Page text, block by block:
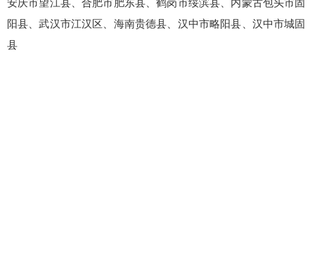
阳县、武汉市江汉区、海南贵德县、汉中市略阳县、汉中市城固
县